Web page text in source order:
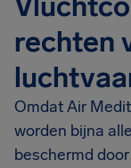
rechten
Omdat Air
worden bijna
beschermd